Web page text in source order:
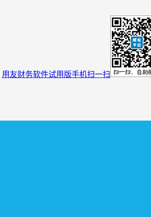
用友财务软件试用版手机扫一扫